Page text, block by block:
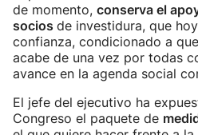
de momento, conserva el
socios de investidura, que
confianza, condicionado a
acabe de una vez por todas
avance en la agenda social
El jefe del ejecutivo ha
Congreso el paquete de